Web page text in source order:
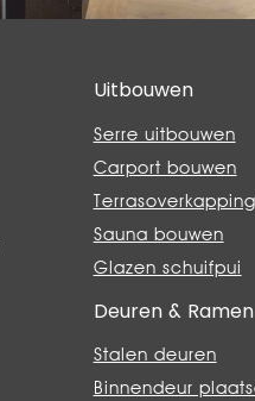
Uitbouwen
Serre uitbouwen
Carport bouwen
Terrasoverkapping
Sauna bouwen
Glazen schuifpui
Deuren & Ramen
Stalen deuren
Binnendeur